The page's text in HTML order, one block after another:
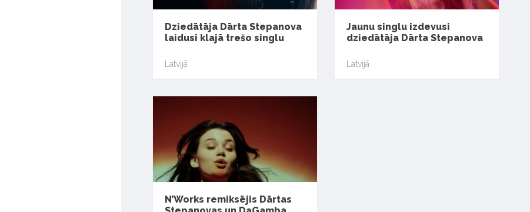
Dziedātāja Dārta Stepanova
laidusi klajā trešo singlu
Latvijā
Jaunu singlu izdevusi
dziedātāja Dārta Stepanova
Latvijā
N’Works remiksējis Dārtas